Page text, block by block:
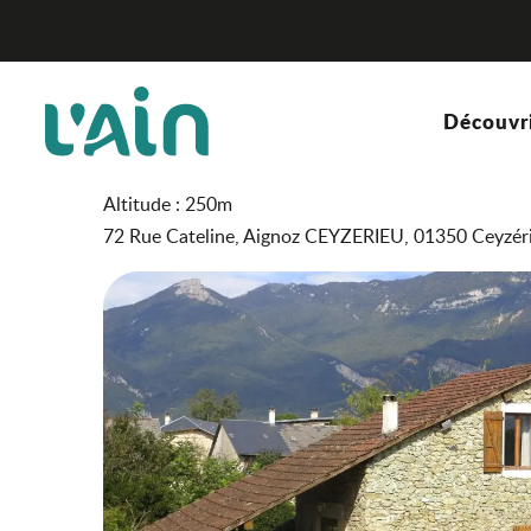
principal
Gîte de Mme Maryse
MEUBLÉ ET GÎTE
Altitude : 250m
72 Rue Cateline, Aignoz CEYZERIEU, 01350